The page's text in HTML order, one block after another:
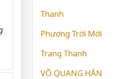
Thanh
Phương Trời Mới
Trang Thanh
VÕ QUANG HÂN